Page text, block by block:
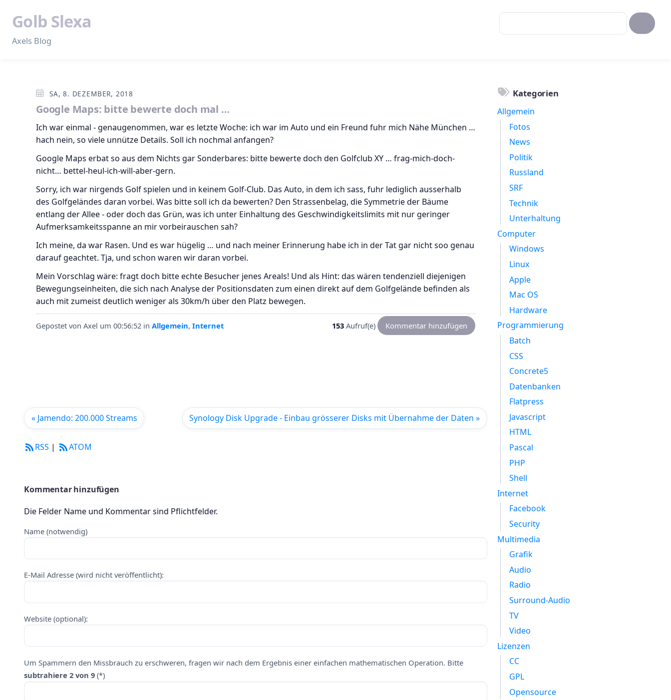
Golb Slexa
Axels Blog
SA, 8. DEZEMBER, 2018
Google Maps: bitte bewerte doch mal …
Ich war einmal - genaugenommen, war es letzte Woche: ich war im Auto und ein Freund fuhr mich Nähe München …
hach nein, so viele unnütze Details. Soll ich nochmal anfangen?
Google Maps erbat so aus dem Nichts gar Sonderbares: bitte bewerte doch den Golfclub XY … frag-mich-doch-
nicht… bettel-heul-ich-will-aber-gern.
Sorry, ich war nirgends Golf spielen und in keinem Golf-Club. Das Auto, in dem ich sass, fuhr lediglich ausserhalb
des Golfgeländes daran vorbei. Was bitte soll ich da bewerten? Den Strassenbelag, die Symmetrie der Bäume
entlang der Allee - oder doch das Grün, was ich unter Einhaltung des Geschwindigkeitslimits mit nur geringer
Aufmerksamkeitsspanne an mir vorbeirauschen sah?
Ich meine, da war Rasen. Und es war hügelig … und nach meiner Erinnerung habe ich in der Tat gar nicht soo genau
darauf geachtet. Tja, und schon waren wir daran vorbei.
Mein Vorschlag wäre: fragt doch bitte echte Besucher jenes Areals! Und als Hint: das wären tendenziell diejenigen
Bewegungseinheiten, die sich nach Analyse der Positionsdaten zum einen direkt auf dem Golfgelände befinden als
auch mit zumeist deutlich weniger als 30km/h über den Platz bewegen.
Gepostet von Axel um 00:56:52 in Allgemein, Internet 153 Aufruf(e) Kommentar hinzufügen
Synology Disk Upgrade - Einbau grösserer Disks mit Übernahme der Daten »
« Jamendo: 200.000 Streams
RSS | ATOM
Kommentar hinzufügen
Die Felder Name und Kommentar sind Pflichtfelder.
Name (notwendig)
E-Mail Adresse (wird nicht veröffentlicht):
Website (optional):
Um Spammern den Missbrauch zu erschweren, fragen wir nach dem Ergebnis einer einfachen mathematischen Operation. Bitte
subtrahiere 2 von 9 (*)
Kategorien
Allgemein
Fotos
News
Politik
Russland
SRF
Technik
Unterhaltung
Computer
Windows
Linux
Apple
Mac OS
Hardware
Programmierung
Batch
CSS
Concrete5
Datenbanken
Flatpress
Javascript
HTML
Pascal
PHP
Shell
Internet
Facebook
Security
Multimedia
Grafik
Audio
Radio
Surround-Audio
TV
Video
Lizenzen
CC
GPL
Opensource